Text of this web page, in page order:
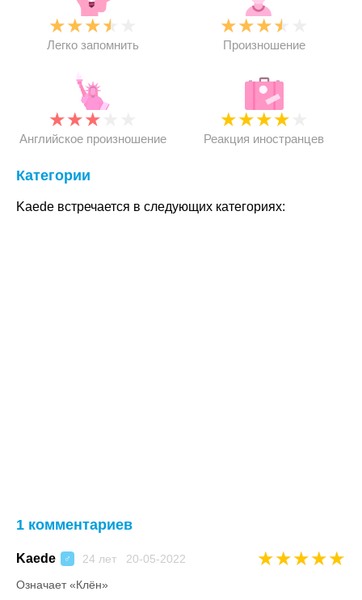
★★★★
Легко запомнить
★★★★
Произношение
★★★
Английское произношение
★★★★
Реакция иностранцев
Категории
Kaede встречается в следующих категориях:
1 комментариев
Kaede ♂ 24 лет 20-05-2022 ★★★★★
Означает «Клён»